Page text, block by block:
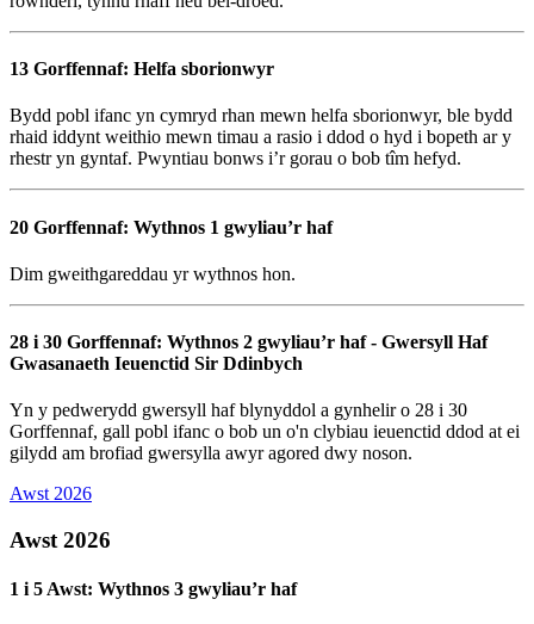
13 Gorffennaf: Helfa sborionwyr
Bydd pobl ifanc yn cymryd rhan mewn helfa sborionwyr, ble bydd
rhaid iddynt weithio mewn timau a rasio i ddod o hyd i bopeth ar y
rhestr yn gyntaf. Pwyntiau bonws i’r gorau o bob tîm hefyd.
20 Gorffennaf: Wythnos 1 gwyliau’r haf
Dim gweithgareddau yr wythnos hon.
28 i 30 Gorffennaf: Wythnos 2 gwyliau’r haf - Gwersyll Haf
Gwasanaeth Ieuenctid Sir Ddinbych
Yn y pedwerydd gwersyll haf blynyddol a gynhelir o 28 i 30
Gorffennaf, gall pobl ifanc o bob un o'n clybiau ieuenctid ddod at ei
gilydd am brofiad gwersylla awyr agored dwy noson.
Awst 2026
Awst 2026
1 i 5 Awst: Wythnos 3 gwyliau’r haf